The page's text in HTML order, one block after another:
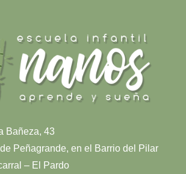
Bañeza, 43
Peñagrande, en el Barrio del Pilar
– El Pardo